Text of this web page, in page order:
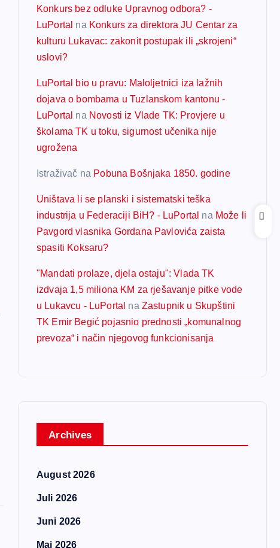
Konkurs bez odluke Upravnog odbora? -
LuPortal na Konkurs za direktora JU Centar za
kulturu Lukavac: zakonit postupak ili „skrojeni“
uslovi?
LuPortal bio u pravu: Maloljetnici iza lažnih
dojava o bombama u Tuzlanskom kantonu -
LuPortal na Novosti iz Vlade TK: Provjere u
školama TK u toku, sigurnost učenika nije
ugrožena
Istraživač na Pobuna Bošnjaka 1850. godine
Uništava li se planski i sistematski teška
industrija u Federaciji BiH? - LuPortal na Može li
Pavgord vlasnika Gordana Pavlovića zaista
spasiti Koksaru?
"Mandati prolaze, djela ostaju": Vlada TK
izdvaja 1,5 miliona KM za rješavanje pitke vode
u Lukavcu - LuPortal na Zastupnik u Skupštini
TK Emir Begić pojasnio prednosti „komunalnog
prevoza“ i način njegovog funkcionisanja
Archives
August 2026
Juli 2026
Juni 2026
Maj 2026